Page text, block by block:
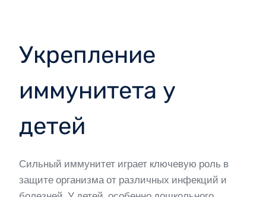
Укрепление
иммунитета у
детей
Сильный иммунитет играет ключевую роль в
защите организма от различных инфекций и